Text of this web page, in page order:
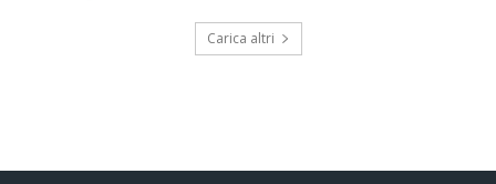
Carica altri